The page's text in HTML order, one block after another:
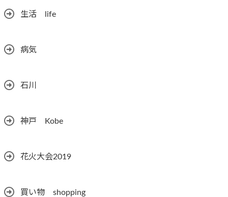
生活 life
病気
石川
神戸 Kobe
花火大会2019
買い物 shopping